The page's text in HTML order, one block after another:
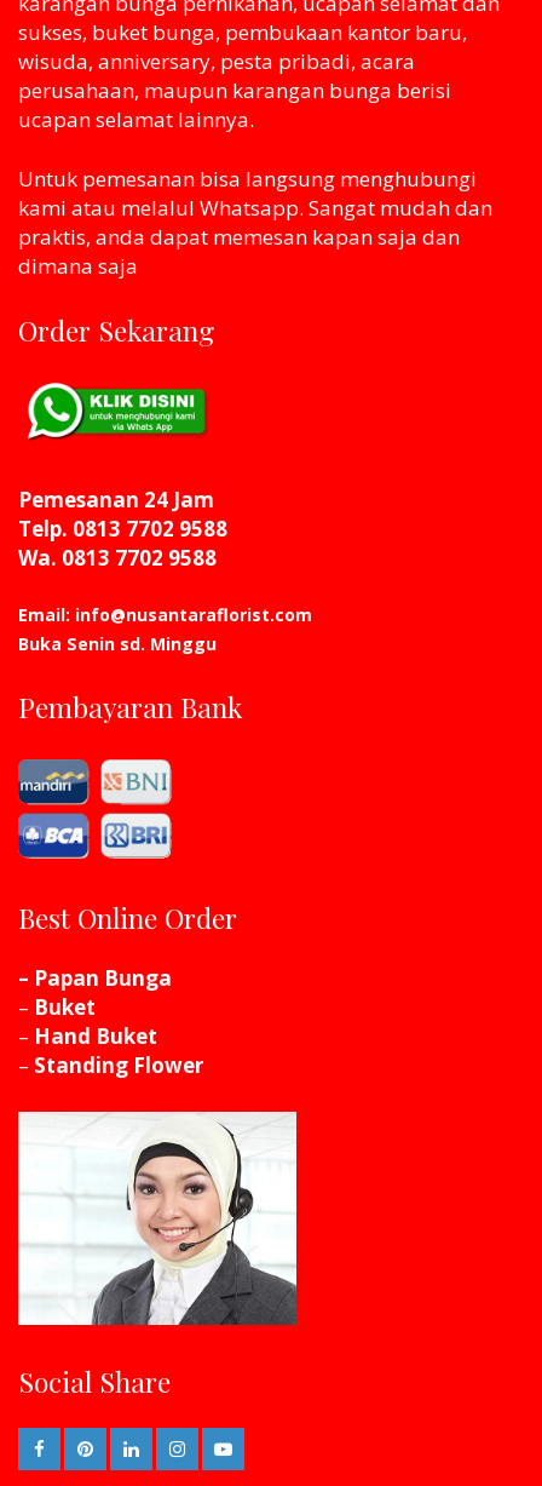
sukses, buket bunga, pembukaan kantor baru,
wisuda, anniversary, pesta pribadi, acara
perusahaan, maupun karangan bunga berisi
ucapan selamat lainnya.
Untuk pemesanan bisa langsung menghubungi
kami atau melaluI Whatsapp. Sangat mudah dan
praktis, anda dapat memesan kapan saja dan
dimana saja
Order Sekarang
Pemesanan 24 Jam
Telp. 0813 7702 9588
Wa. 0813 7702 9588
Email: info@nusantaraflorist.com
Buka Senin sd. Minggu
Pembayaran Bank
Best Online Order
– Papan Bunga
– Buket
– Hand Buket
– Standing Flower
Social Share